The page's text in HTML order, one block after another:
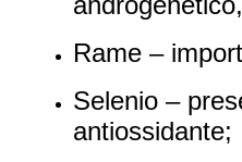
Rame –
Selenio –
antiossidante;